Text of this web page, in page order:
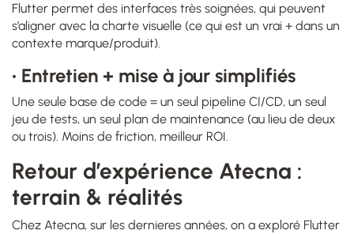
Flutter permet des interfaces très soignées, qui peuvent
s’aligner avec la charte visuelle (ce qui est un vrai + dans un
contexte marque/produit).
• Entretien + mise à jour simplifiés
Une seule base de code = un seul pipeline CI/CD, un seul
jeu de tests, un seul plan de maintenance (au lieu de deux
ou trois). Moins de friction, meilleur ROI.
Retour d’expérience Atecna :
terrain & réalités
Chez Atecna, sur les dernieres années, on a exploré Flutter